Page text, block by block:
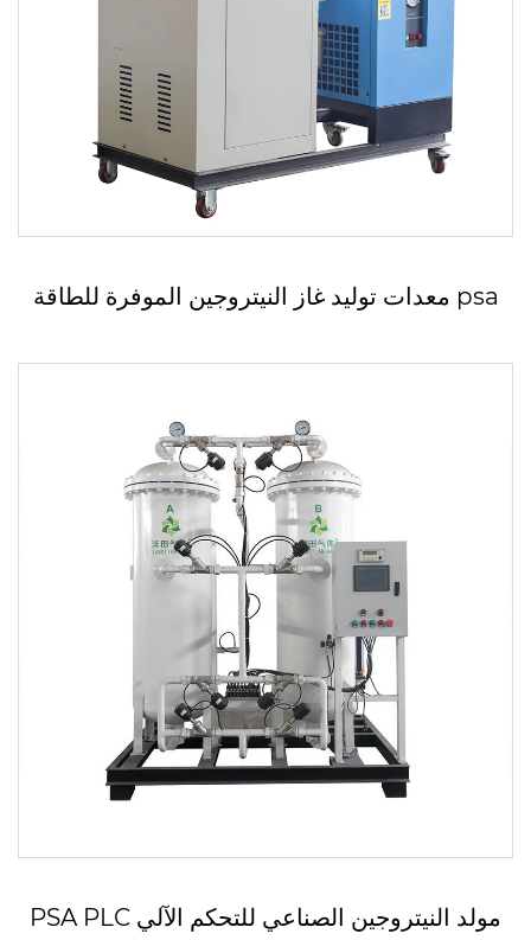
معدات توليد غاز النيتروجين الموفرة للطاقة psa
PSA PLC مولد النيتروجين الصناعي للتحكم الآلي